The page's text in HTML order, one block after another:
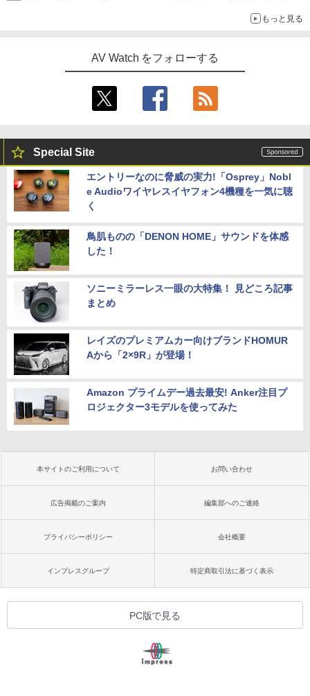
もっと見る
AV Watch をフォローする
Special Site
エントリーなのに脅威の実力!「Osprey」Nobl
e Audioワイヤレスイヤフォン4機種を一気に聴
く
鳥肌ものの「DENON HOME」サウンドを体感
した！
ソニーミラーレス一眼の大特集！ 見どころ記事
まとめ
レイズのプレミアムカー向けブランドHOMUR
Aから「2×9R」が登場！
Amazon プライムデー過去最安! Anker注目プ
ロジェクター3モデルを使ってみた
本サイトのご利用について お問い合わせ
広告掲載のご案内 編集部へのご連絡
プライバシーポリシー 会社概要
インプレスグループ 特定商取引法に基づく表示
PC版で見る